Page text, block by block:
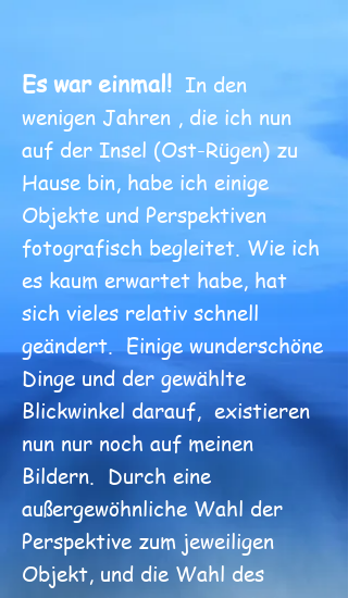
Es war einmal! In den
wenigen Jahren , die ich nun
auf der Insel (Ost-Rügen) zu
Hause bin, habe ich einige
Objekte und Perspektiven
fotografisch begleitet. Wie ich
es kaum erwartet habe, hat
sich vieles relativ schnell
geändert. Einige wunderschöne
Dinge und der gewählte
Blickwinkel darauf, existieren
nun nur noch auf meinen
Bildern. Durch eine
außergewöhnliche Wahl der
Perspektive zum jeweiligen
Objekt, und die Wahl des